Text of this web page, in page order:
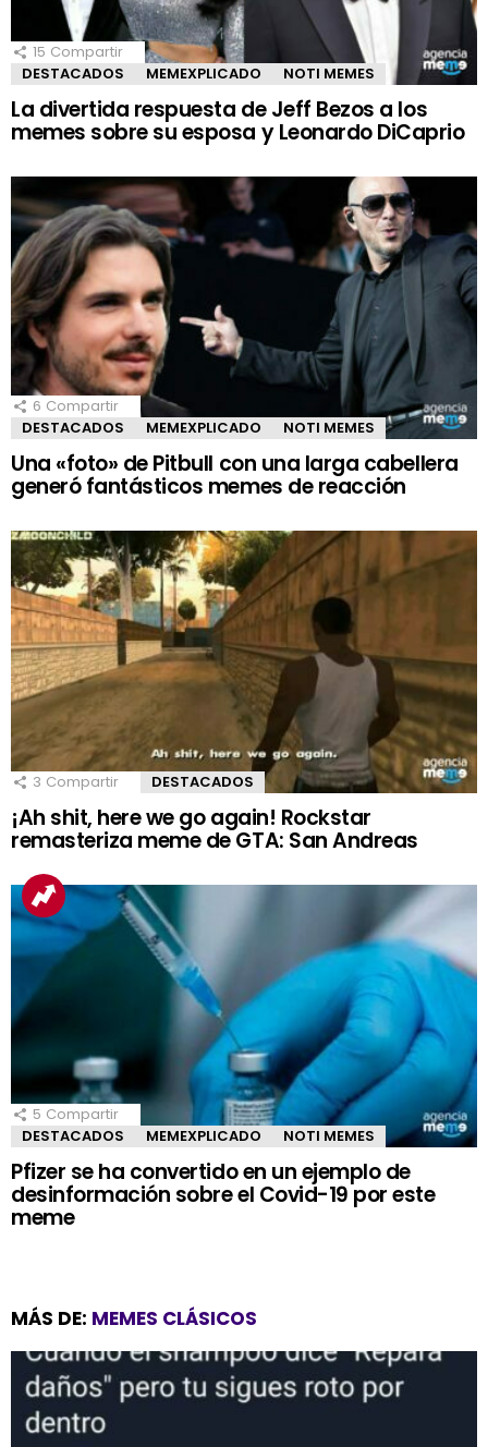
15 Compartir
DESTACADOS
MEMEXPLICADO NOTI MEMES
La divertida respuesta de Jeff Bezos a los
memes sobre su esposa y Leonardo DiCaprio
6 Compartir
DESTACADOS
MEMEXPLICADO NOTI MEMES
Una «foto» de Pitbull con una larga cabellera
generó fantásticos memes de reacción
3 Compartir DESTACADOS
¡Ah shit, here we go again! Rockstar
remasteriza meme de GTA: San Andreas
5 Compartir
DESTACADOS
MEMEXPLICADO NOTI MEMES
Pfizer se ha convertido en un ejemplo de
desinformación sobre el Covid-19 por este
meme
MÁS DE: MEMES CLÁSICOS